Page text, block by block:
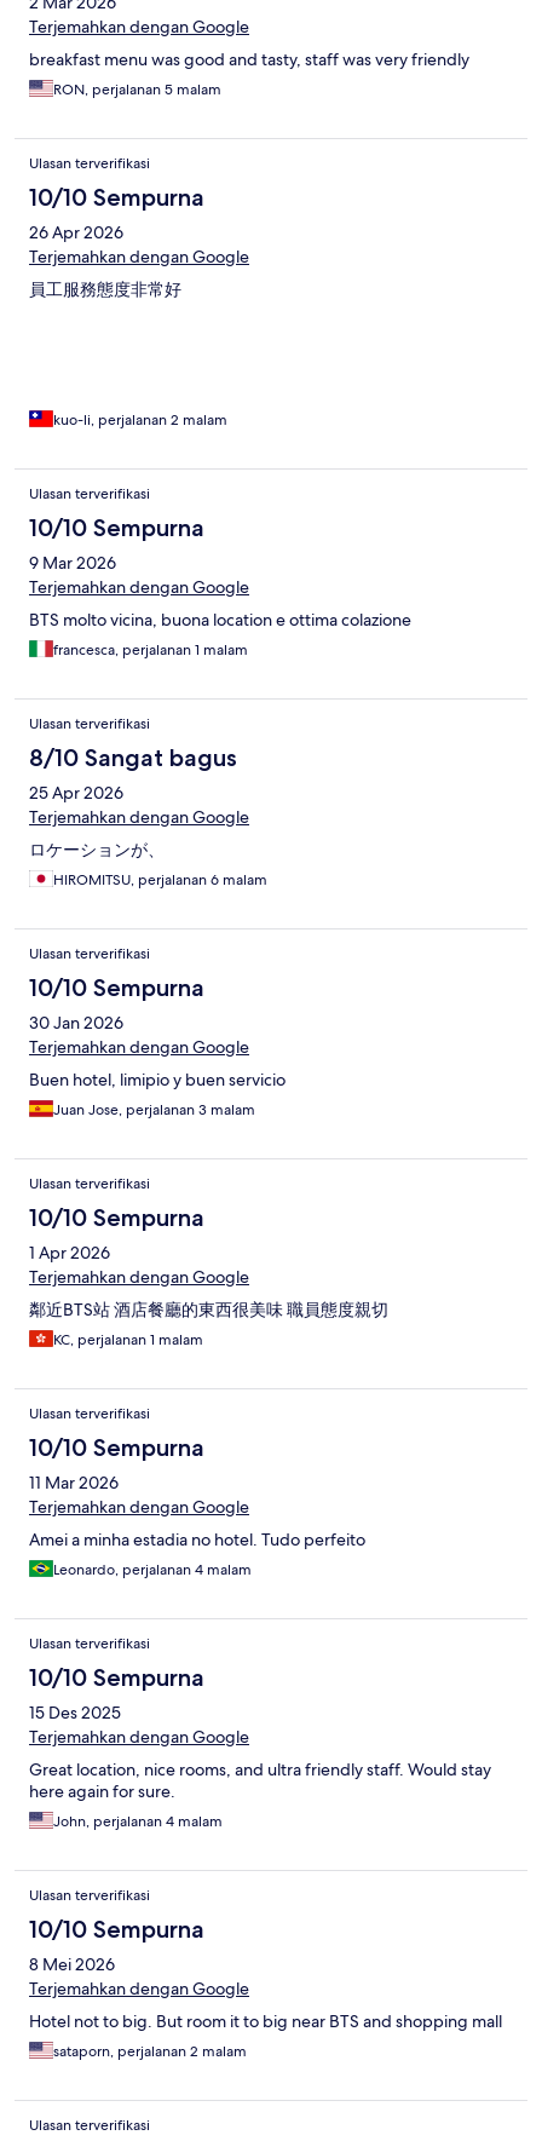
Terjemahkan dengan Google
breakfast menu was good and tasty, staff was very friendly
RON, perjalanan 5 malam
Ulasan terverifikasi
10/10 Sempurna
26 Apr 2026
Terjemahkan dengan Google
員工服務態度非常好
kuo-li, perjalanan 2 malam
Ulasan terverifikasi
10/10 Sempurna
9 Mar 2026
Terjemahkan dengan Google
BTS molto vicina, buona location e ottima colazione
francesca, perjalanan 1 malam
Ulasan terverifikasi
8/10 Sangat bagus
25 Apr 2026
Terjemahkan dengan Google
ロケーションが、
HIROMITSU, perjalanan 6 malam
Ulasan terverifikasi
10/10 Sempurna
30 Jan 2026
Terjemahkan dengan Google
Buen hotel, limipio y buen servicio
Juan Jose, perjalanan 3 malam
Ulasan terverifikasi
10/10 Sempurna
1 Apr 2026
Terjemahkan dengan Google
鄰近BTS站 酒店餐廳的東西很美味 職員態度親切
KC, perjalanan 1 malam
Ulasan terverifikasi
10/10 Sempurna
11 Mar 2026
Terjemahkan dengan Google
Amei a minha estadia no hotel. Tudo perfeito
Leonardo, perjalanan 4 malam
Ulasan terverifikasi
10/10 Sempurna
15 Des 2025
Terjemahkan dengan Google
Great location, nice rooms, and ultra friendly staff. Would stay
here again for sure.
John, perjalanan 4 malam
Ulasan terverifikasi
10/10 Sempurna
8 Mei 2026
Terjemahkan dengan Google
Hotel not to big. But room it to big near BTS and shopping mall
sataporn, perjalanan 2 malam
Ulasan terverifikasi